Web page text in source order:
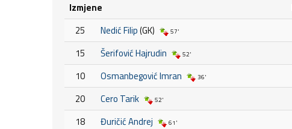
Izmjene
25
Nedić Filip(GK) 57'
15 Šerifović Hajrudin 52'
10 Osmanbegović Imran 36'
20 Cero Tarik 52'
18 Đuričić Andrej 61'